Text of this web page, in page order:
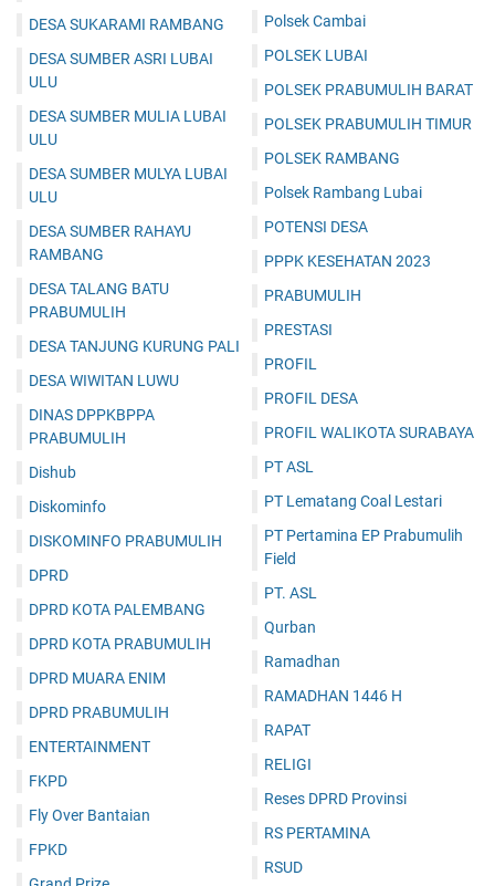
DESA SUKARAMI RAMBANG
DESA SUMBER ASRI LUBAI
ULU
DESA SUMBER MULIA LUBAI
ULU
DESA SUMBER MULYA LUBAI
ULU
DESA SUMBER RAHAYU
RAMBANG
DESA TALANG BATU
PRABUMULIH
DESA TANJUNG KURUNG PALI
DESA WIWITAN LUWU
DINAS DPPKBPPA
PRABUMULIH
Dishub
Diskominfo
DISKOMINFO PRABUMULIH
DPRD
DPRD KOTA PALEMBANG
DPRD KOTA PRABUMULIH
DPRD MUARA ENIM
DPRD PRABUMULIH
ENTERTAINMENT
FKPD
Fly Over Bantaian
FPKD
Polsek Cambai
POLSEK LUBAI
POLSEK PRABUMULIH BARAT
POLSEK PRABUMULIH TIMUR
POLSEK RAMBANG
Polsek Rambang Lubai
POTENSI DESA
PPPK KESEHATAN 2023
PRABUMULIH
PRESTASI
PROFIL
PROFIL DESA
PROFIL WALIKOTA SURABAYA
PT ASL
PT Lematang Coal Lestari
PT Pertamina EP Prabumulih
Field
PT. ASL
Qurban
Ramadhan
RAMADHAN 1446 H
RAPAT
RELIGI
Reses DPRD Provinsi
RS PERTAMINA
RSUD